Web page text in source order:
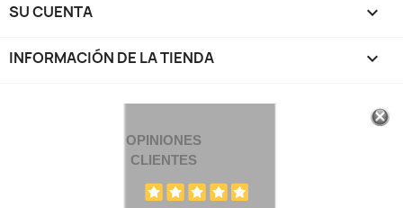
SU CUENTA 
INFORMACIÓN DE LA TIENDA keyboard_arrow_down
OPINIONES
CLIENTES